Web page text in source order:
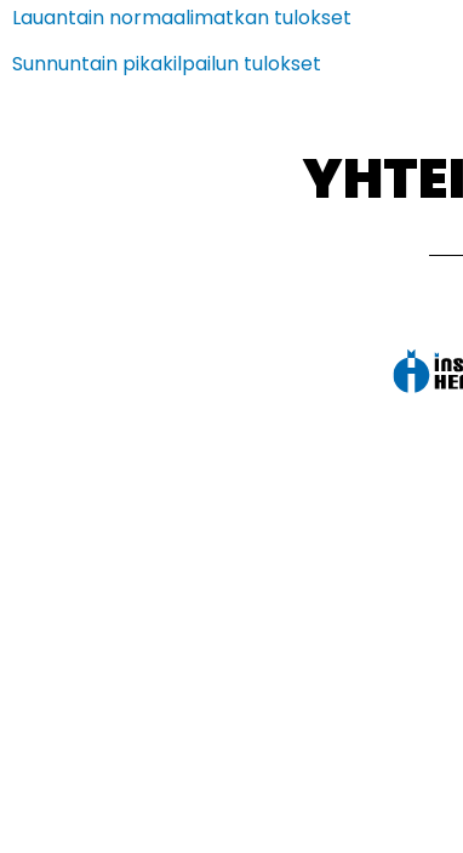
Lauantain normaalimatkan tulokset
Sunnuntain pikakilpailun tulokset